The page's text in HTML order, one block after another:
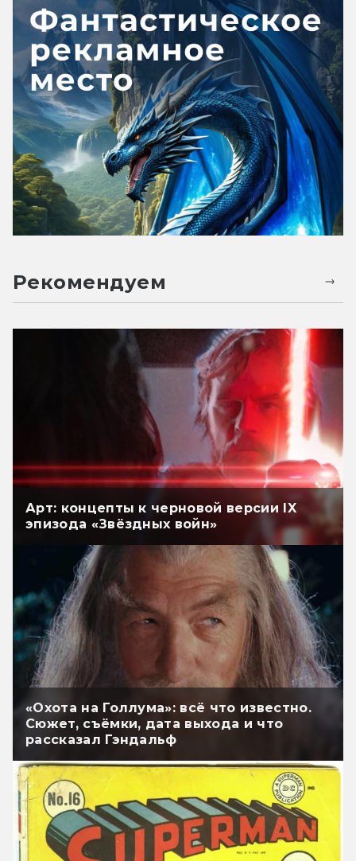
Рекомендуем
Арт: концепты к черновой версии IX
эпизода «Звёздных войн»
«Охота на Голлума»: всё что известно.
Сюжет, съёмки, дата выхода и что
рассказал Гэндальф